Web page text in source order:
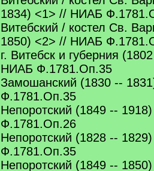
1834) <1> // НИАБ
Витебский / костел Св.
1850) <2> // НИАБ
г. Витебск и губерния
НИАБ Ф.1781.Оп.35
Замошанский (1830 --
Ф.1781.Оп.35
Непоротский (1849 --
Ф.1781.Оп.26
Непоротский (1828 --
Ф.1781.Оп.35
Непоротский (1849 --